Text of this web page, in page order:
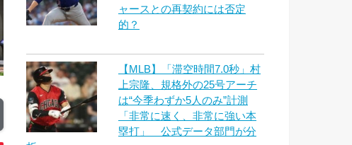
ャースとの再契約には否定
的？
【MLB】「滞空時間7.0秒」村
上宗隆、規格外の25号アーチ
は“今季わずか5人のみ”計測
「非常に速く、非常に強い本
塁打」 公式データ部門が分